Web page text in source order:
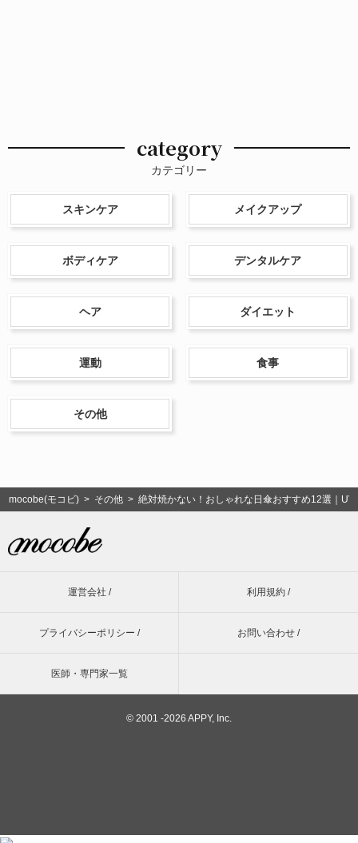
category
カテゴリー
スキンケア メイクアップ
ボディケア デンタルケア
ヘア ダイエット
運動 食事
その他
mocobe(モコビ) > その他 > 絶対焼かない！おしゃれな日傘おすすめ12選｜
運営会社 / 利用規約 /
プライバシーポリシー / お問い合わせ /
医師・専門家一覧
© 2001 -2026 APPY, Inc.